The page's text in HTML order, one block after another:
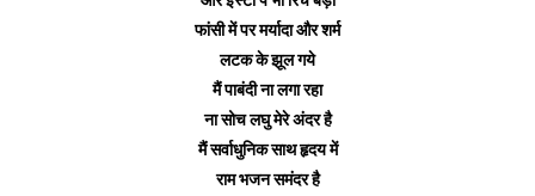
फांसी में पर मर्यादा और शर्म
लटक के झूल गये
मैं पाबंदी ना लगा रहा
ना सोच लघु मेरे अंदर है
मैं सर्वाधुनिक साथ हृदय में
राम भजन समंदर है